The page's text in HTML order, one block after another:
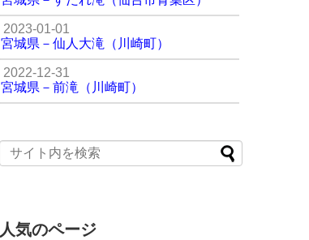
2023-01-01
宮城県－仙人大滝（川崎町）
2022-12-31
宮城県－前滝（川崎町）
人気のページ